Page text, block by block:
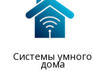
Системы умного
дома